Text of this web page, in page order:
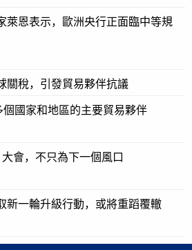
萊恩表示，歐洲央行正面臨中等規
關稅，引發貿易夥伴抗議
國家和地區的主要貿易夥伴
會，不只為下一個風口
新一輪升級行動，或將重蹈覆轍